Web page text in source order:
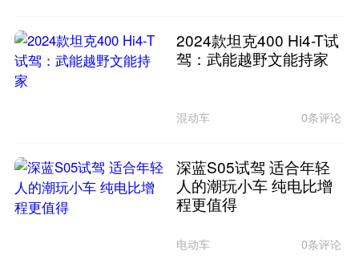
2024款坦克400 Hi4-T试
驾：武能越野文能持家
混动车 0条评论
深蓝S05试驾 适合年轻
人的潮玩小车 纯电比增
程更值得
电动车 0条评论